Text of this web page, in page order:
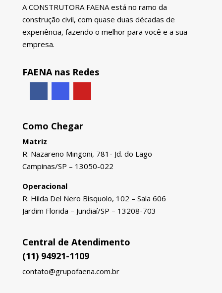
A CONSTRUTORA FAENA está no ramo da
construção civil, com quase duas décadas de
experiência, fazendo o melhor para você e a sua
empresa.
FAENA nas Redes
Como Chegar
Matriz
R. Nazareno Mingoni, 781- Jd. do Lago
Campinas/SP – 13050-022
Operacional
R. Hilda Del Nero Bisquolo, 102 – Sala 606
Jardim Florida – Jundiaí/SP – 13208-703
Central de Atendimento
(11) 94921-1109
contato@grupofaena.com.br